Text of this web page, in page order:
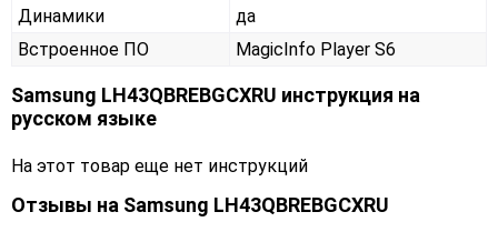
Динамики
да
Встроенное ПО
MagicInfo Player S6
Samsung LH43QBREBGCXRU инструкция на
русском языке
На этот товар еще нет инструкций
Отзывы на Samsung LH43QBREBGCXRU